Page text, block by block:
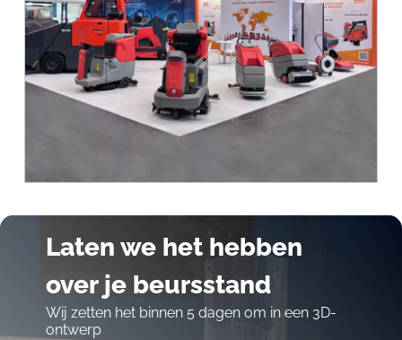
Laten we het hebben
over je beursstand
Wij zetten het binnen 5 dagen om in een 3D-
ontwerp